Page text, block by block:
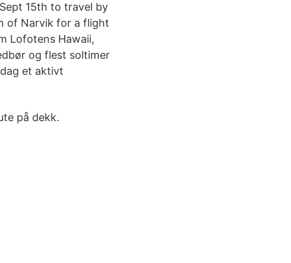
15th to travel by
of Narvik for a flight
Lofotens Hawaii,
og flest soltimer
et aktivt
på dekk.